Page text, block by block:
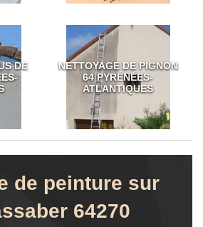
DE
NETTOYAGE DE PIGNON
64 PYRÉNÉES-
ATLANTIQUES
de peinture sur
64270